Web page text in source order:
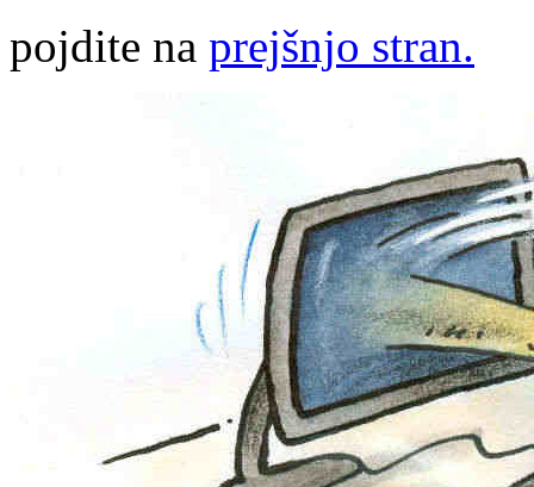
pojdite na prejšnjo stran.